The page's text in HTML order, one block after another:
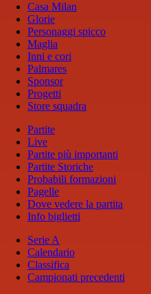
Casa Milan
Glorie
Personaggi spicco
Maglia
Inni e cori
Palmares
Sponsor
Progetti
Store squadra
Partite
Live
Partite più importanti
Partite Storiche
Probabili formazioni
Pagelle
Dove vedere la partita
Info biglietti
Serie A
Calendario
Classifica
Campionati precedenti